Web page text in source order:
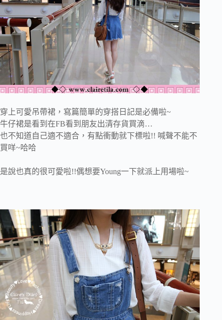
穿上可愛吊帶裙，寫篇簡單的穿搭日記是必備啦~
牛仔裙是看到在FB看到朋友出清存貨買滴…
也不知道自己適不適合，有點衝動就下標啦!! 喊聲不能不
買咩~哈哈
是說也真的很可愛啦!!偶想要Young一下就派上用場啦~